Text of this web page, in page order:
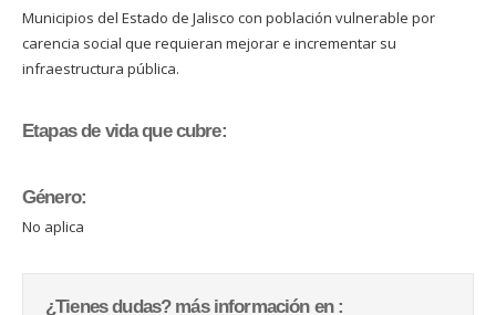
Municipios del Estado de Jalisco con población vulnerable por
carencia social que requieran mejorar e incrementar su
infraestructura pública.
Etapas de vida que cubre:
Género:
No aplica
¿Tienes dudas? más información en :